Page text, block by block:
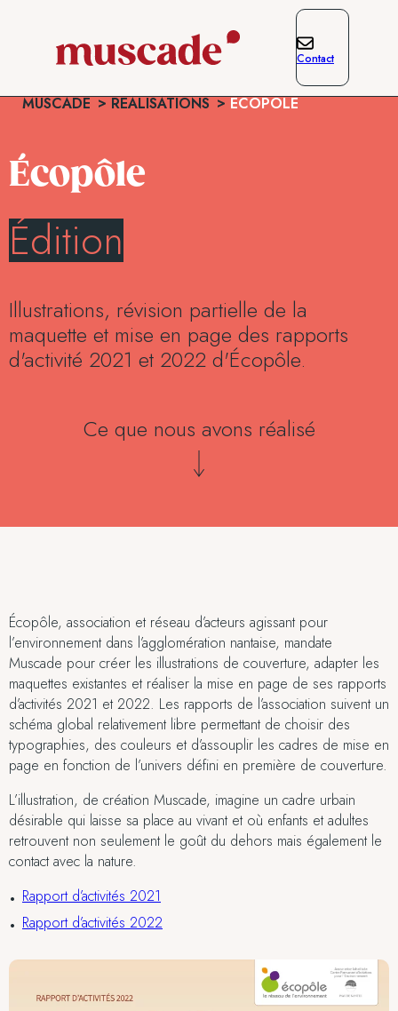
Contact
MUSCADE RÉALISATIONS ÉCOPÔLE
Écopôle
Édition
Illustrations, révision partielle de la
maquette et mise en page des rapports
d'activité 2021 et 2022 d'Écopôle.
Ce que nous avons réalisé
Écopôle, association et réseau d’acteurs agissant pour
l’environnement dans l’agglomération nantaise, mandate
Muscade pour créer les illustrations de couverture, adapter les
maquettes existantes et réaliser la mise en page de ses rapports
d’activités 2021 et 2022. Les rapports de l’association suivent un
schéma global relativement libre permettant de choisir des
typographies, des couleurs et d’assouplir les cadres de mise en
page en fonction de l’univers défini en première de couverture.
L’illustration, de création Muscade, imagine un cadre urbain
désirable qui laisse sa place au vivant et où enfants et adultes
retrouvent non seulement le goût du dehors mais également le
contact avec la nature.
Rapport d’activités 2021
Rapport d’activités 2022